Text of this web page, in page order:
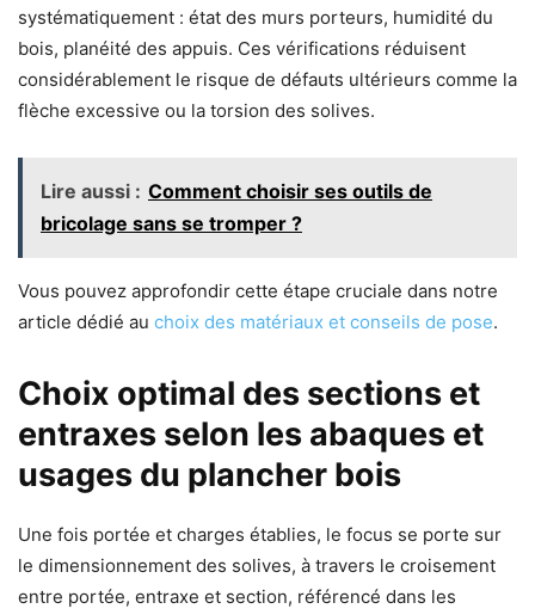
systématiquement : état des murs porteurs, humidité du
bois, planéité des appuis. Ces vérifications réduisent
considérablement le risque de défauts ultérieurs comme la
flèche excessive ou la torsion des solives.
Lire aussi : Comment choisir ses outils de
bricolage sans se tromper ?
Vous pouvez approfondir cette étape cruciale dans notre
article dédié au choix des matériaux et conseils de pose.
Choix optimal des sections et
entraxes selon les abaques et
usages du plancher bois
Une fois portée et charges établies, le focus se porte sur
le dimensionnement des solives, à travers le croisement
entre portée, entraxe et section, référencé dans les